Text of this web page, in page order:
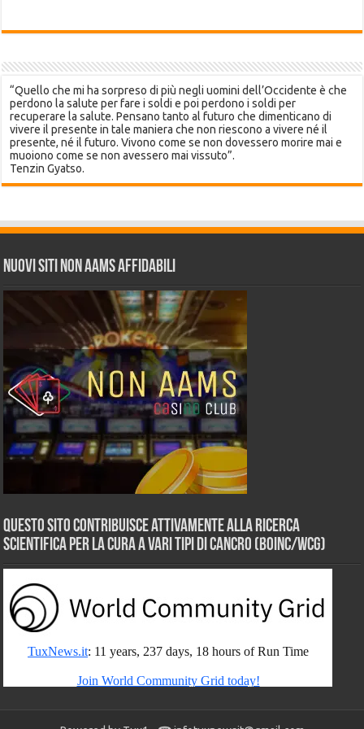
“Quello che mi ha sorpreso di più negli uomini dell’Occidente è che
perdono la salute per fare i soldi e poi perdono i soldi per
recuperare la salute. Pensano tanto al futuro che dimenticano di
vivere il presente in tale maniera che non riescono a vivere né il
presente, né il futuro. Vivono come se non dovessero morire mai e
muoiono come se non avessero mai vissuto”.
Tenzin Gyatso.
Nuovi siti non AAMS affidabili
Questo sito contribuisce attivamente alla ricerca
scientifica per la cura a vari tipi di Cancro (BOINC/WCG)